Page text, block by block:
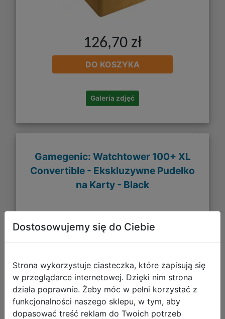
126,70 zł
DO KOSZYKA
Galeria zdjęć
Gamegenic: Watchtower 100+ XL
Convertible - Ekskluzywne Pudełko
na Karty - Black
Dostosowujemy się do Ciebie
Strona wykorzystuje ciasteczka, które zapisują się
w przeglądarce internetowej. Dzięki nim strona
działa poprawnie. Żeby móc w pełni korzystać z
funkcjonalności naszego sklepu, w tym, aby
dopasować treść reklam do Twoich potrzeb